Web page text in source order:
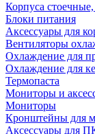
Корпуса стоечные,
Блоки питания
Аксессуары для
Вентиляторы
Охлаждение для
Охлаждение для
Термопаста
Мониторы и
Мониторы
Кронштейны для
Аксессуары для